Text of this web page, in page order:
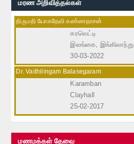
மரண அறிவித்தல்கள்
திருமதி யோகதேவி கண்ணதாசன்
கரவெட்டி
இலங்கை, இங்கிலாந்து
30-03-2022
Dr. Vaithilingam Balasegaram
Karamban
Clayhall
25-02-2017
மணமக்கள் தேவை